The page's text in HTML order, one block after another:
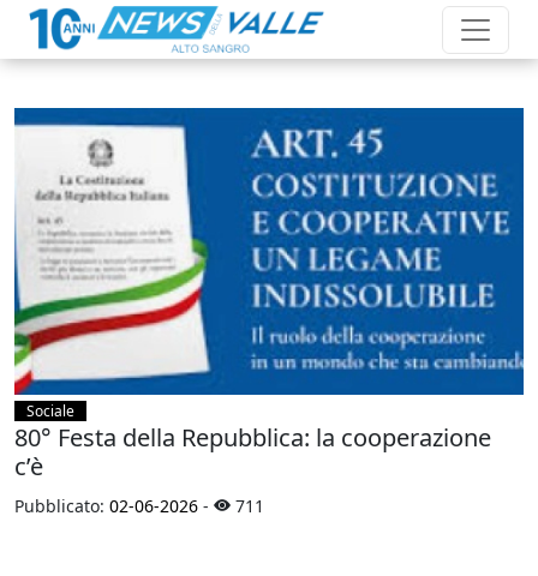
Sociale
80° Festa della Repubblica: la cooperazione
c’è
Pubblicato: 02-06-2026 - 711